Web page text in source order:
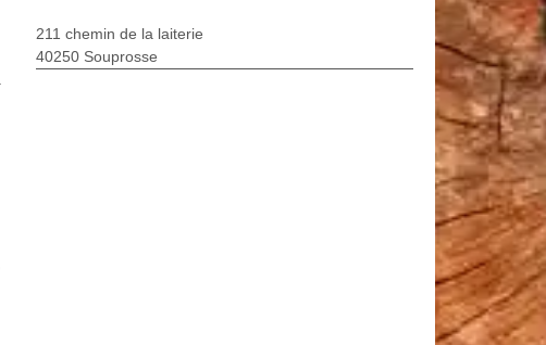
211 chemin de la laiterie
40250 Souprosse